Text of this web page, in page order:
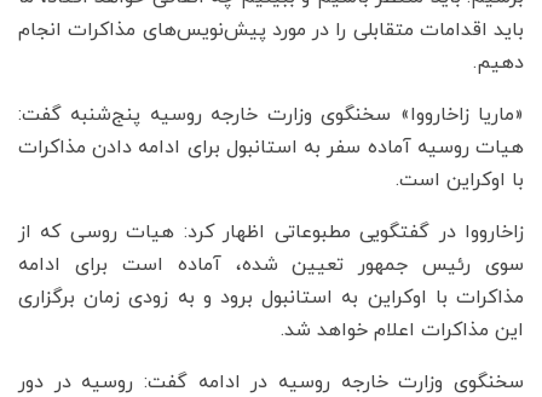
باید اقدامات متقابلی را در مورد پیش‌نویس‌های مذاکرات انجام
دهیم.
«ماریا زاخارووا» سخنگوی وزارت خارجه روسیه پنج‌شنبه گفت:
هیات روسیه آماده سفر به استانبول برای ادامه دادن مذاکرات
با اوکراین است.
زاخارووا در گفتگویی مطبوعاتی اظهار کرد: هیات روسی که از
سوی رئیس جمهور تعیین شده، آماده است برای ادامه
مذاکرات با اوکراین به استانبول برود و به زودی زمان برگزاری
این مذاکرات اعلام خواهد شد.
سخنگوی وزارت خارجه روسیه در ادامه گفت: روسیه در دور